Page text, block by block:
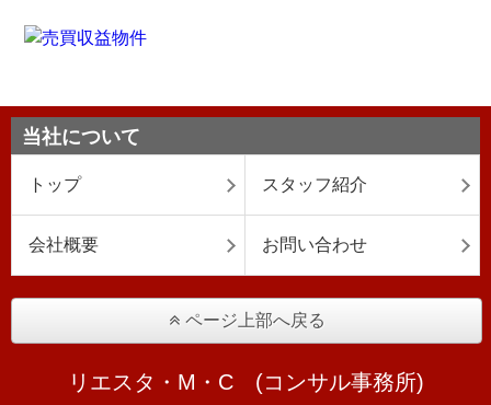
当社について
トップ スタッフ紹介
会社概要 お問い合わせ
ページ上部へ戻る
リエスタ・M・C (コンサル事務所)